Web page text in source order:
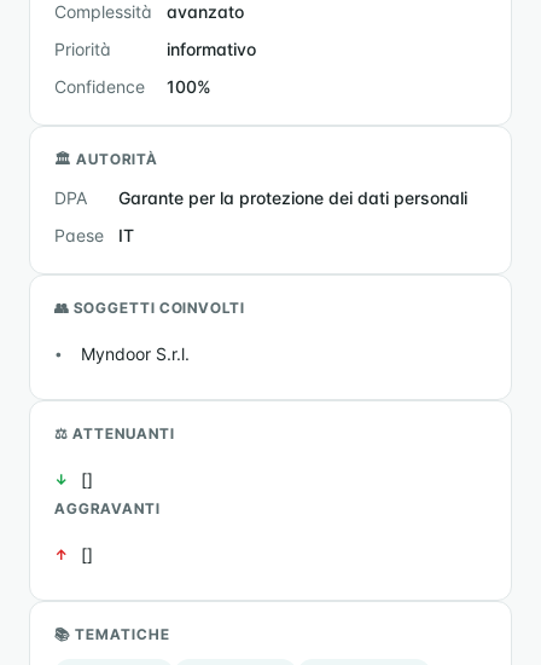
Complessità
avanzato
Priorità
informativo
Confidence
100%
🏛 AUTORITÀ
DPA
Garante per la protezione dei dati personali
Paese
IT
👥 SOGGETTI COINVOLTI
Myndoor S.r.l.
⚖️ ATTENUANTI
[]
AGGRAVANTI
[]
📚 TEMATICHE